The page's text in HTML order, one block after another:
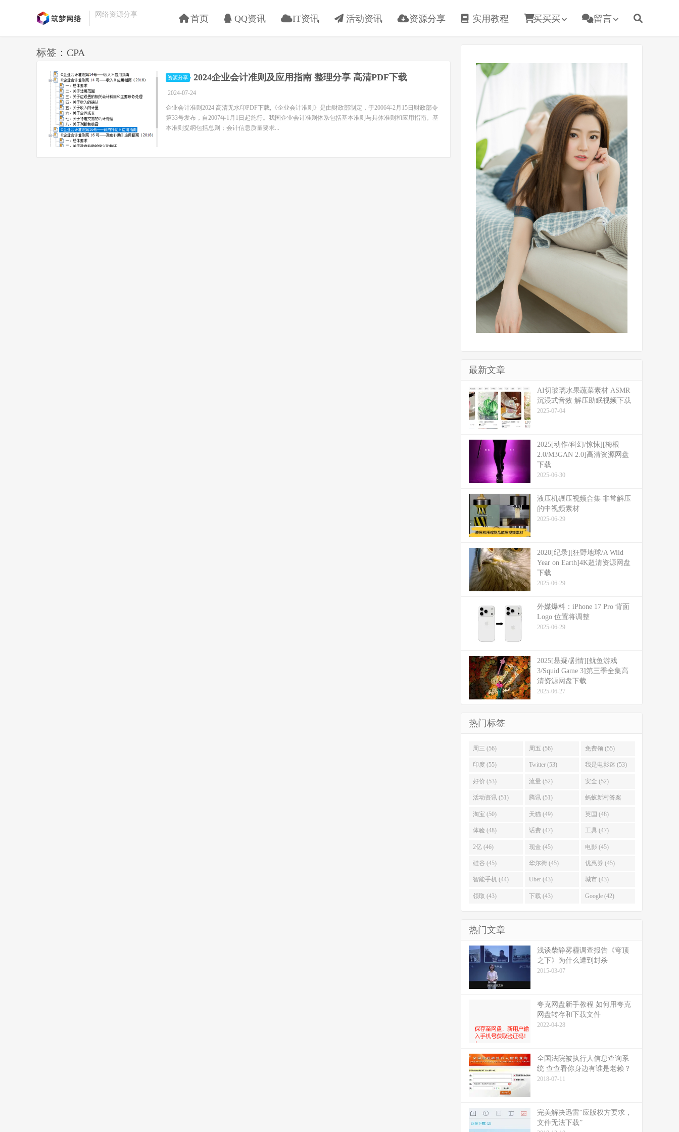
网络资源分享 首页 QQ资讯 IT资讯 活动资讯 资源分享 实用教程 买买买 留言
标签：CPA
资源分享 2024企业会计准则及应用指南 整理分享 高清PDF下载
2024-07-24
企业会计准则2024 高清无水印PDF下载,《企业会计准则》是由财政部制定，于2006年2月15日财政部令
第33号发布，自2007年1月1日起施行。我国企业会计准则体系包括基本准则与具体准则和应用指南。基
本准则提纲包括总则；会计信息质量要求...
最新文章
​​AI切玻璃水果蔬菜素材 ASMR
沉浸式音效 解压助眠视频下载
2025-07-04
2025[动作/科幻/惊悚][梅根
2.0/M3GAN 2.0]高清资源网盘
下载
2025-06-30
液压机碾压视频合集 非常解压
的中视频素材
2025-06-29
2020[纪录][狂野地球/A Wild
Year on Earth]4K超清资源网盘
下载
2025-06-29
外媒爆料：​​iPhone 17 Pro 背面
Logo 位置将调整​​
2025-06-29
2025[悬疑/剧情][鱿鱼游戏
3/Squid Game 3]第三季全集高
清资源网盘下载
2025-06-27
热门标签
周三 (56) 周五 (56) 免费领 (55)
印度 (55) Twitter (53) 我是电影迷 (53)
好价 (53) 流量 (52) 安全 (52)
活动资讯 (51) 腾讯 (51) 蚂蚁新村答案
(51)
淘宝 (50) 天猫 (49) 英国 (48)
体验 (48) 话费 (47) 工具 (47)
2亿 (46) 现金 (45) 电影 (45)
硅谷 (45) 华尔街 (45) 优惠券 (45)
智能手机 (44) Uber (43) 城市 (43)
领取 (43) 下载 (43) Google (42)
热门文章
浅谈柴静雾霾调查报告《穹顶
之下》为什么遭到封杀
2015-03-07
夸克网盘新手教程 如何用夸克
网盘转存和下载文件
2022-04-28
全国法院被执行人信息查询系
统 查查看你身边有谁是老赖？
2018-07-11
完美解决迅雷“应版权方要求，
文件无法下载”